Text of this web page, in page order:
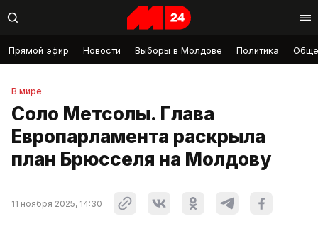
Прямой эфир Новости Выборы в Молдове Политика
В мире
Соло Метсолы. Глава
Европарламента раскрыла
план Брюсселя на Молдову
11 ноября 2025, 14:30